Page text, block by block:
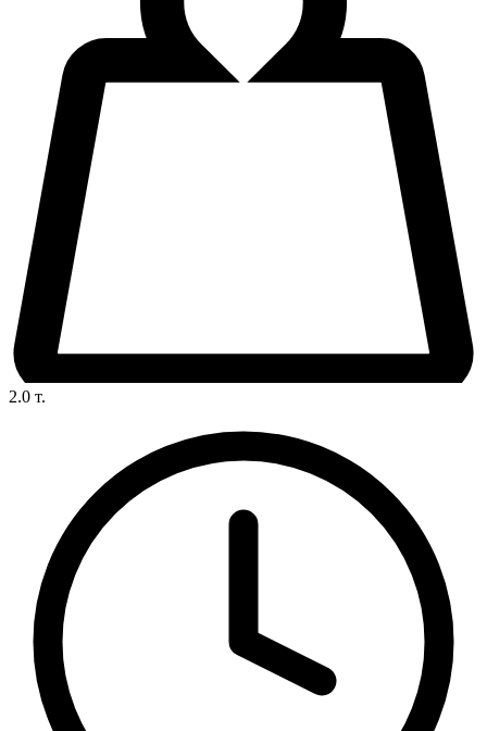
2.0 т.